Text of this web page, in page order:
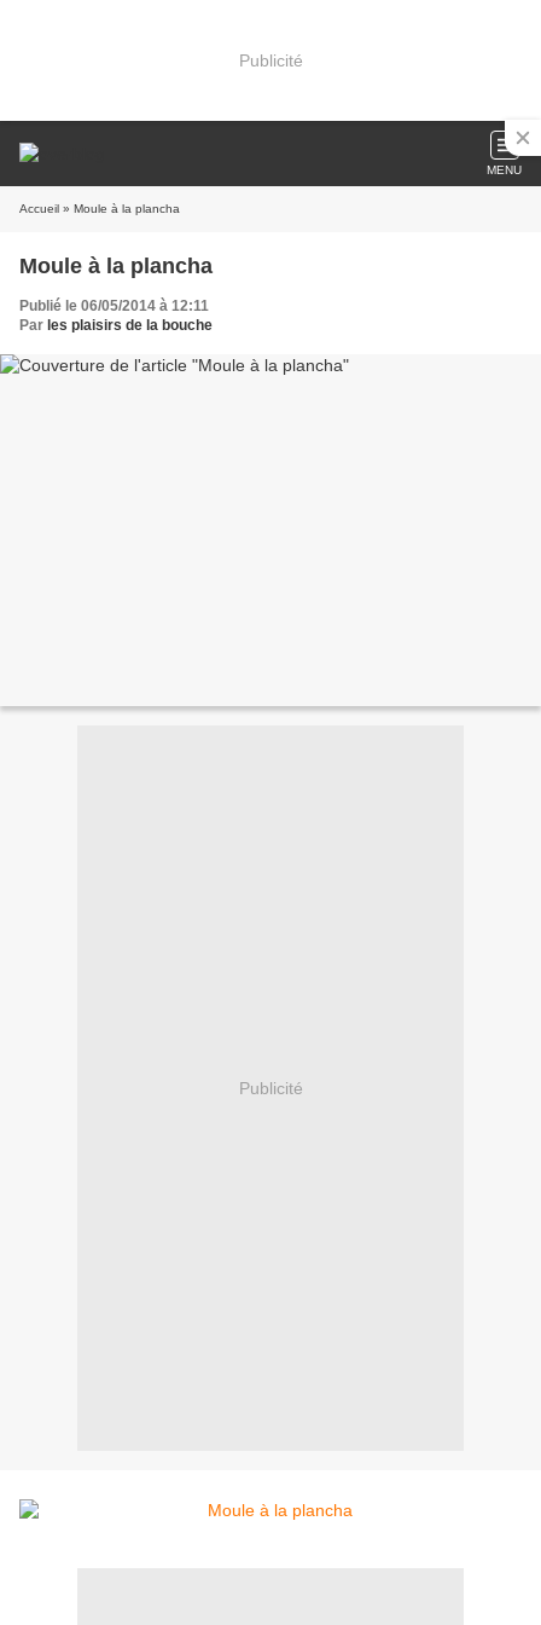
Publicité
MENU
Accueil » Moule à la plancha
Moule à la plancha
Publié le 06/05/2014 à 12:11
Par les plaisirs de la bouche
Publicité